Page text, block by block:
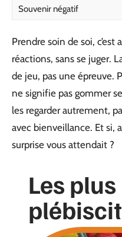
Souvenir négatif
Prendre soin de soi, c’est
réactions, sans se juger.
de jeu, pas une épreuve.
ne signifie pas gommer
les regarder autrement,
avec bienveillance. Et si,
surprise vous attendait ?
Les plus